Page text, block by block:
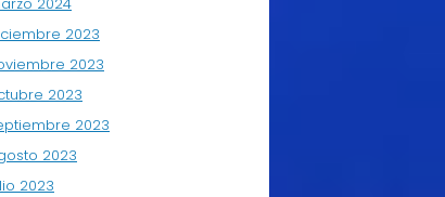
2023
2023
2023
2023
2023
2023